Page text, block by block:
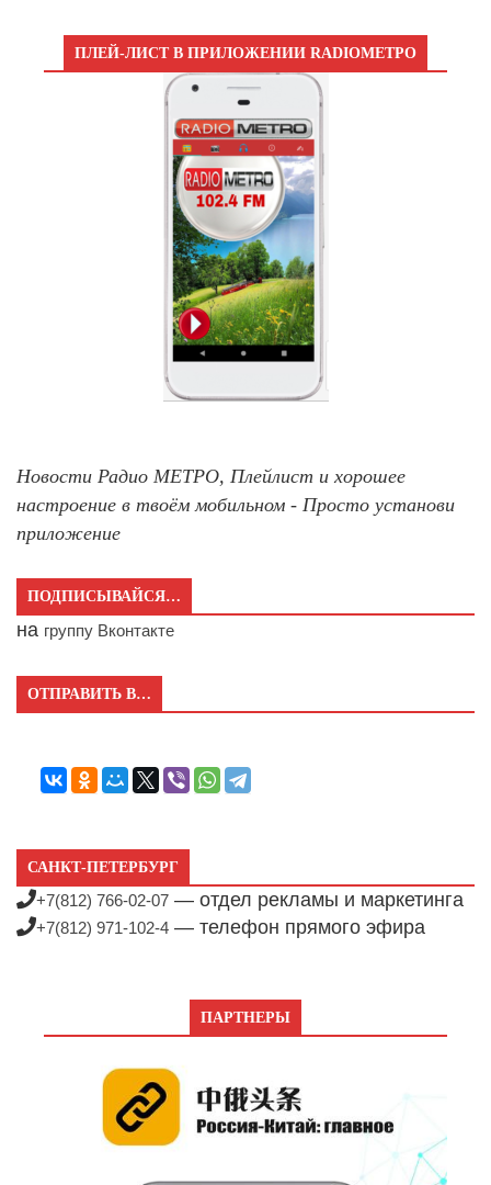
ПЛЕЙ-ЛИСТ В ПРИЛОЖЕНИИ RADIOМЕТРО
Новости Радио МЕТРО, Плейлист и хорошее
настроение в твоём мобильном - Просто установи
приложение
ПОДПИСЫВАЙСЯ…
на группу Вконтакте
ОТПРАВИТЬ В…
САНКТ-ПЕТЕРБУРГ
+7(812) 766-02-07 — отдел рекламы и маркетинга
+7(812) 971-102-4 — телефон прямого эфира
ПАРТНЕРЫ